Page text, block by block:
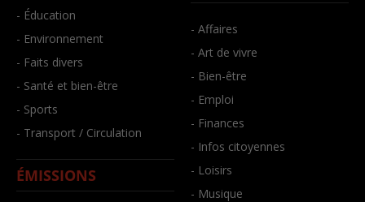
- Éducation
- Environnement
- Faits divers
- Santé et bien-être
- Sports
- Transport / Circulation
ÉMISSIONS
- Affaires
- Art de vivre
- Bien-être
- Emploi
- Finances
- Infos citoyennes
- Loisirs
- Musique